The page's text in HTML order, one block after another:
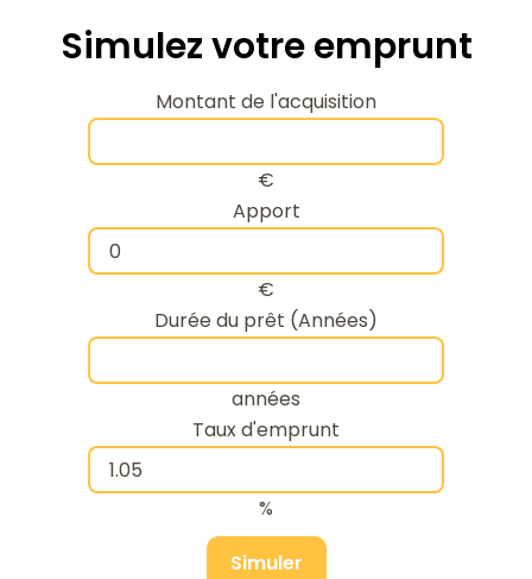
Simulez votre emprunt
Montant de l'acquisition
€
Apport
€
Durée du prêt (Années)
années
Taux d'emprunt
%
Simuler